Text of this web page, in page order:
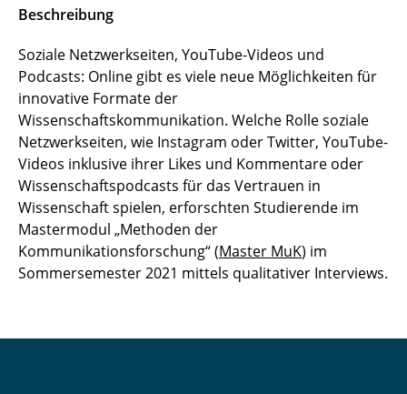
Fridays for Future
Wissenschaft und Medien/Vertrauen in
Wissenschaft(ler*innen)
COVID-19 in den Medien
Medienkompetenz aus Schüler*innen
Perspektive
Die Debatte
#bodypositive
Internet
Beschreibung
Soziale Netzwerkseiten, YouTube-Videos und
Podcasts: Online gibt es viele neue Möglichkeiten für
innovative Formate der
Wissenschaftskommunikation. Welche Rolle soziale
Netzwerkseiten, wie Instagram oder Twitter, YouTube-
Videos inklusive ihrer Likes und Kommentare oder
Wissenschaftspodcasts für das Vertrauen in
Wissenschaft spielen, erforschten Studierende im
Mastermodul „Methoden der
Kommunikationsforschung“ (Master MuK) im
Sommersemester 2021 mittels qualitativer Interviews.